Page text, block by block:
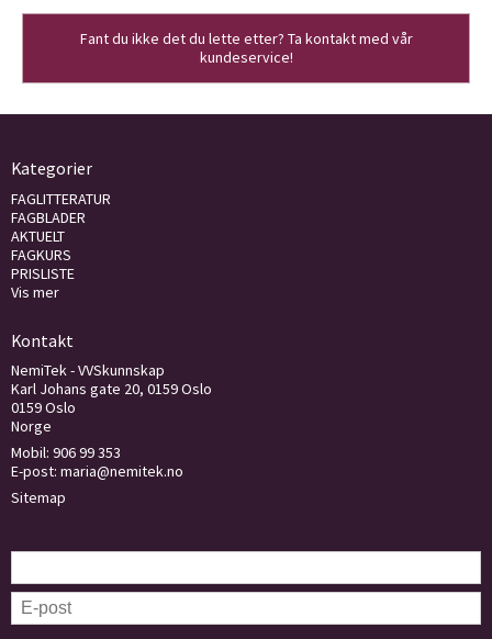
Fant du ikke det du lette etter? Ta kontakt med vår
kundeservice!
Kategorier
FAGLITTERATUR
FAGBLADER
AKTUELT
FAGKURS
PRISLISTE
Vis mer
Kontakt
NemiTek - VVSkunnskap
Karl Johans gate 20, 0159 Oslo
0159 Oslo
Norge
Mobil: 906 99 353
E-post: maria@nemitek.no
Sitemap